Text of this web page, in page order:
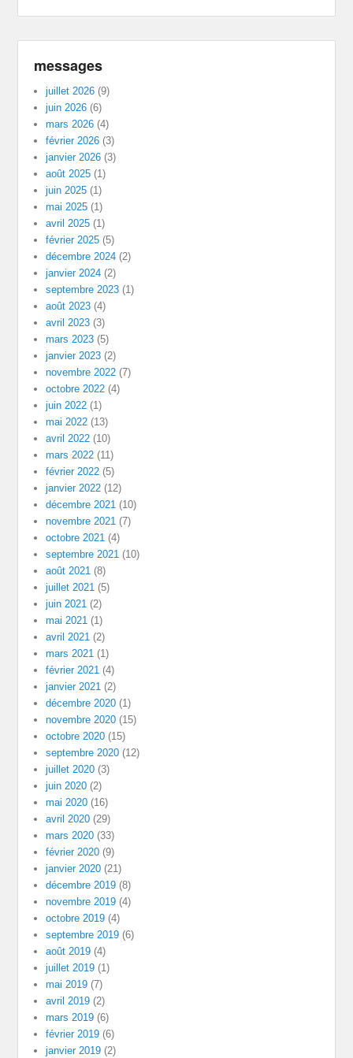
messages
juillet 2026 (9)
juin 2026 (6)
mars 2026 (4)
février 2026 (3)
janvier 2026 (3)
août 2025 (1)
juin 2025 (1)
mai 2025 (1)
avril 2025 (1)
février 2025 (5)
décembre 2024 (2)
janvier 2024 (2)
septembre 2023 (1)
août 2023 (4)
avril 2023 (3)
mars 2023 (5)
janvier 2023 (2)
novembre 2022 (7)
octobre 2022 (4)
juin 2022 (1)
mai 2022 (13)
avril 2022 (10)
mars 2022 (11)
février 2022 (5)
janvier 2022 (12)
décembre 2021 (10)
novembre 2021 (7)
octobre 2021 (4)
septembre 2021 (10)
août 2021 (8)
juillet 2021 (5)
juin 2021 (2)
mai 2021 (1)
avril 2021 (2)
mars 2021 (1)
février 2021 (4)
janvier 2021 (2)
décembre 2020 (1)
novembre 2020 (15)
octobre 2020 (15)
septembre 2020 (12)
juillet 2020 (3)
juin 2020 (2)
mai 2020 (16)
avril 2020 (29)
mars 2020 (33)
février 2020 (9)
janvier 2020 (21)
décembre 2019 (8)
novembre 2019 (4)
octobre 2019 (4)
septembre 2019 (6)
août 2019 (4)
juillet 2019 (1)
mai 2019 (7)
avril 2019 (2)
mars 2019 (6)
février 2019 (6)
janvier 2019 (2)